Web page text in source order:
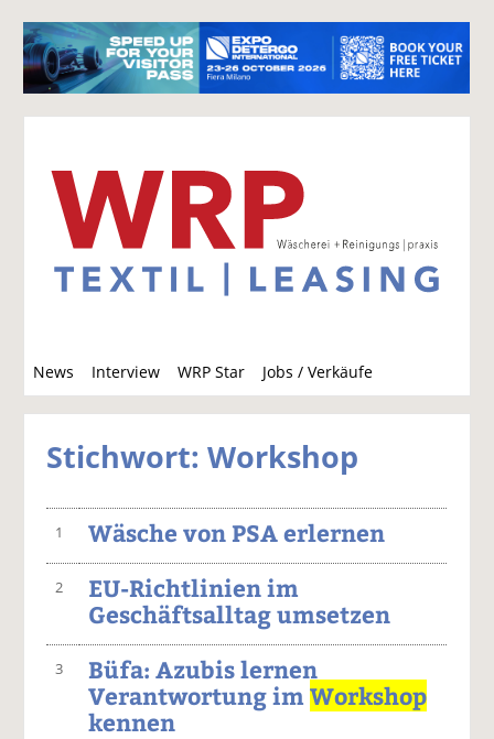
News Interview WRP Star Jobs / Verkäufe
u
c
Stichwort: Workshop
1 Wäsche von PSA erlernen
2
EU-Richtlinien im
Geschäftsalltag umsetzen
3
Büfa: Azubis lernen
Verantwortung imWorkshop
kennen